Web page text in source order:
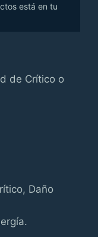
está en tu
de Crítico o
Daño